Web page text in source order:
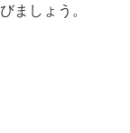
ましょう。